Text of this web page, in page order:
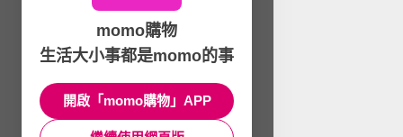
momo購物
生活大小事都是momo的事
開啟「momo購物」APP